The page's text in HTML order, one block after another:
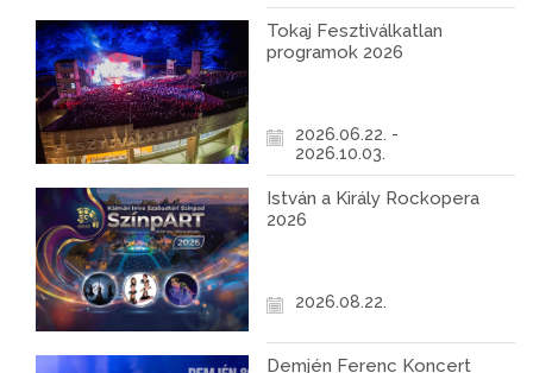
Tokaj Fesztiválkatlan
programok 2026
2026.06.22. -
2026.10.03.
István a Király Rockopera
2026
2026.08.22.
Demjén Ferenc Koncert